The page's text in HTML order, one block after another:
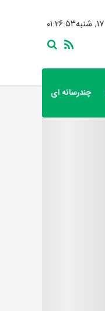
۰۱:۲۶:۵۴
چندرسانه ای